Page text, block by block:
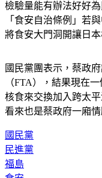
檢驗量能有辦法好好
「食安自治條例」若
將食安大門洞開讓日
國民黨團表示，蔡政
（FTA），結果現在
核食來交換加入跨太
看來也是蔡政府一廂情
國民黨
民進黨
福島